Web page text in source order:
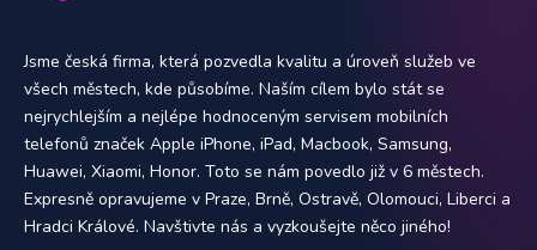
Jsme česká firma, která pozvedla kvalitu a úroveň služeb ve
všech městech, kde působíme. Naším cílem bylo stát se
nejrychlejším a nejlépe hodnoceným servisem mobilních
telefonů značek Apple iPhone, iPad, Macbook, Samsung,
Huawei, Xiaomi, Honor. Toto se nám povedlo již v 6 městech.
Expresně opravujeme v Praze, Brně, Ostravě, Olomouci, Liberci a
Hradci Králové. Navštivte nás a vyzkoušejte něco jiného!